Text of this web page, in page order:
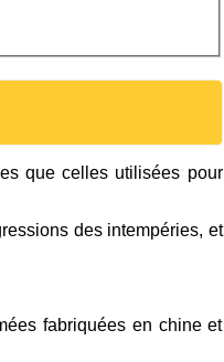
que celles utilisées pour
des intempéries, et
fabriquées en chine et